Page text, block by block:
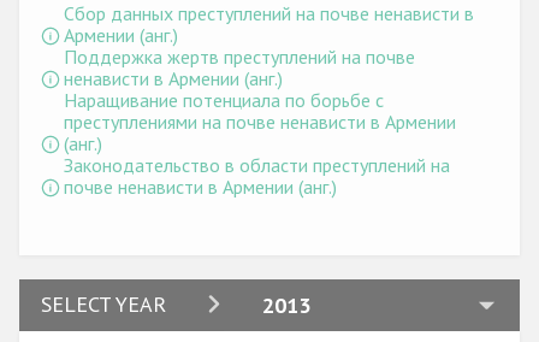
Сбор данных преступлений на почве ненависти в
Армении (анг.)
Поддержка жертв преступлений на почве
ненависти в Армении (анг.)
Наращивание потенциала по борьбе с
преступлениями на почве ненависти в Армении
(анг.)
Законодательство в области преступлений на
почве ненависти в Армении (анг.)
SELECT YEAR 2013
2024